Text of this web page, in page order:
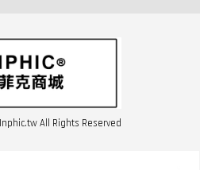
All Rights Reserved